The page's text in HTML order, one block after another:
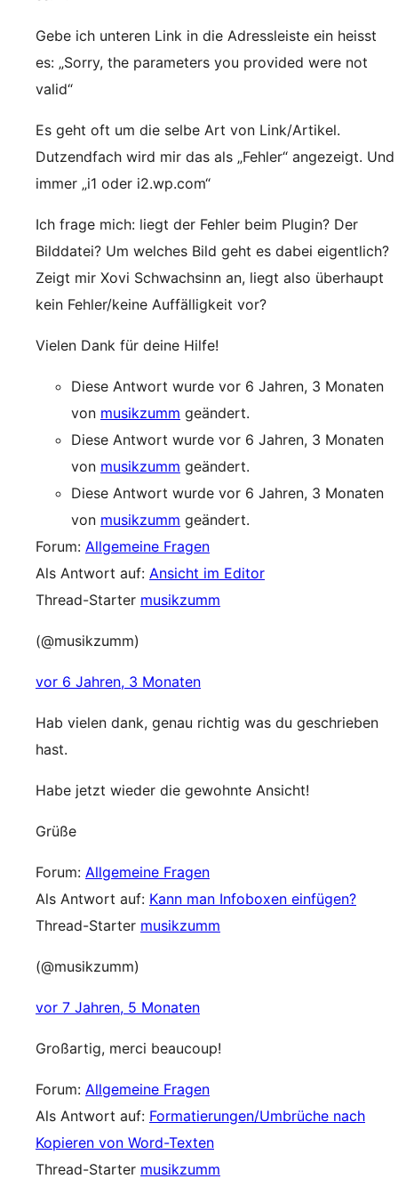
Gebe ich unteren Link in die Adressleiste ein heisst
es: „Sorry, the parameters you provided were not
valid“
Es geht oft um die selbe Art von Link/Artikel.
Dutzendfach wird mir das als „Fehler“ angezeigt. Und
immer „i1 oder i2.wp.com“
Ich frage mich: liegt der Fehler beim Plugin? Der
Bilddatei? Um welches Bild geht es dabei eigentlich?
Zeigt mir Xovi Schwachsinn an, liegt also überhaupt
kein Fehler/keine Auffälligkeit vor?
Vielen Dank für deine Hilfe!
Diese Antwort wurde vor 6 Jahren, 3 Monaten
von musikzumm geändert.
Diese Antwort wurde vor 6 Jahren, 3 Monaten
von musikzumm geändert.
Diese Antwort wurde vor 6 Jahren, 3 Monaten
von musikzumm geändert.
Forum: Allgemeine Fragen
Als Antwort auf: Ansicht im Editor
Thread-Starter musikzumm
(@musikzumm)
vor 6 Jahren, 3 Monaten
Hab vielen dank, genau richtig was du geschrieben
hast.
Habe jetzt wieder die gewohnte Ansicht!
Grüße
Forum: Allgemeine Fragen
Als Antwort auf: Kann man Infoboxen einfügen?
Thread-Starter musikzumm
(@musikzumm)
vor 7 Jahren, 5 Monaten
Großartig, merci beaucoup!
Forum: Allgemeine Fragen
Als Antwort auf: Formatierungen/Umbrüche nach
Kopieren von Word-Texten
Thread-Starter musikzumm